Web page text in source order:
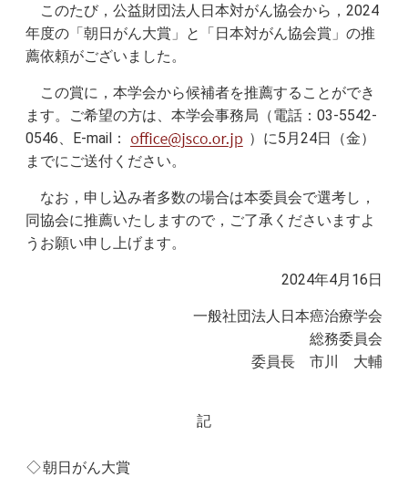
このたび，公益財団法人日本対がん協会から，2024
年度の「朝日がん大賞」と「日本対がん協会賞」の推
薦依頼がございました。
この賞に，本学会から候補者を推薦することができ
ます。ご希望の方は、本学会事務局（電話：03-5542-
0546、E-mail：
）に5月24日（金）
までにご送付ください。
なお，申し込み者多数の場合は本委員会で選考し，
同協会に推薦いたしますので，ご了承くださいますよ
うお願い申し上げます。
2024年4月16日
一般社団法人日本癌治療学会
総務委員会
委員長 市川 大輔
記
◇朝日がん大賞